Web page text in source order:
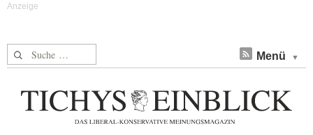
Suche nach: Menü